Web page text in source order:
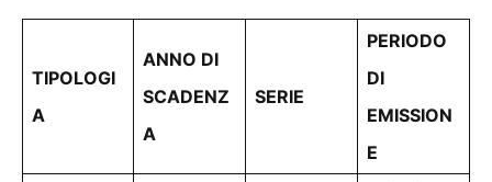
TIPOLOGI
A
ANNO DI
SCADENZ
A
SERIE
PERIODO
DI
EMISSION
E